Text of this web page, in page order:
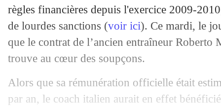
règles financières depuis l'exercice 2009-
de lourdes sanctions (voir ici). Ce mardi, le
que le contrat de l’ancien entraîneur Roberto
trouve au cœur des soupçons.
Alors que sa rémunération officielle était
par an, le coach italien aurait en effet
07/02 PSG: Galtier juge le niveau de
07/02 Chelsea: un membre des All Blacks
07/02 Lens: F. Haise - "pas là pour se taire"
PSG : Donnarumma plus libéré ?